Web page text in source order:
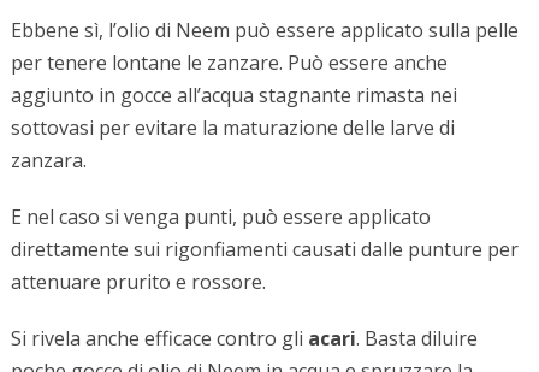
Ebbene sì, l’olio di Neem può essere applicato sulla pelle
per tenere lontane le zanzare. Può essere anche
aggiunto in gocce all’acqua stagnante rimasta nei
sottovasi per evitare la maturazione delle larve di
zanzara.
E nel caso si venga punti, può essere applicato
direttamente sui rigonfiamenti causati dalle punture per
attenuare prurito e rossore.
Si rivela anche efficace contro gli acari. Basta diluire